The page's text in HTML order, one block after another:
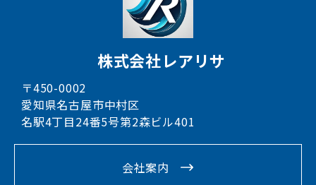
株式会社レアリサ
〒450-0002
愛知県名古屋市中村区
名駅4丁目24番5号第2森ビル401
会社案内